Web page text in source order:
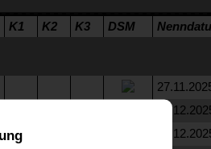
K1 K2 K3 DSM